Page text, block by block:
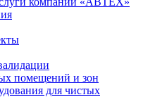
помещений и зон
для чистых